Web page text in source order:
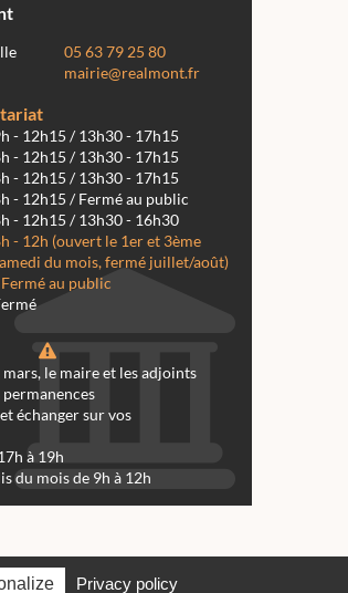
05 63 79 25 80
mairie@realmont.fr
- 12h15 / 13h30 - 17h15
- 12h15 / 13h30 - 17h15
- 12h15 / 13h30 - 17h15
- 12h15 / Fermé au public
- 12h15 / 13h30 - 16h30
- 12h (ouvert le 1er et 3ème
du mois, fermé juillet/août)
au public
le maire et les adjoints
échanger sur vos
à 19h
du mois de 9h à 12h
Réalisation Web RK Création
Privacy policy